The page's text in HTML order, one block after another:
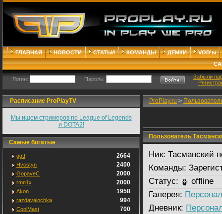
ГЛАВНАЯ НОВОСТИ СТАТЬИ КОМАНДЫ ДЕМКИ
VOD'ы
Логин: Пароль:
Забыли
Расписание ProPlayTV
Мы ищем стримеров по League of Legends
и DOTA2!
Самые богатые
ggtt 2664
Hvostyn 2400
GopaveC 2000
rmn1x 2000
Akon 1958
razdavalochka 994
CoolMast 700
ProPlay.ru >
Пользователь
Ник: Тасманский
Команды:
Статус:
offline
Галерея:
Дневник: